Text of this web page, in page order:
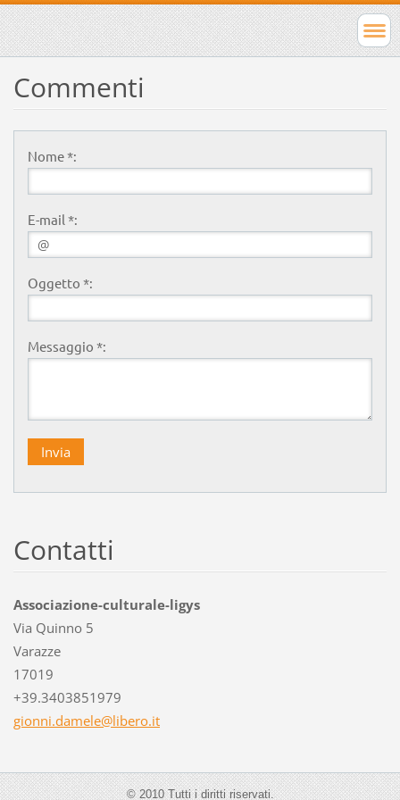
Commenti
Nome *:
E-mail *:
Oggetto *:
Messaggio *:
Contatti
Associazione-culturale-ligys
Via Quinno 5
Varazze
17019
+39.3403851979
gionni.damele@libero.it
© 2010 Tutti i diritti riservati.